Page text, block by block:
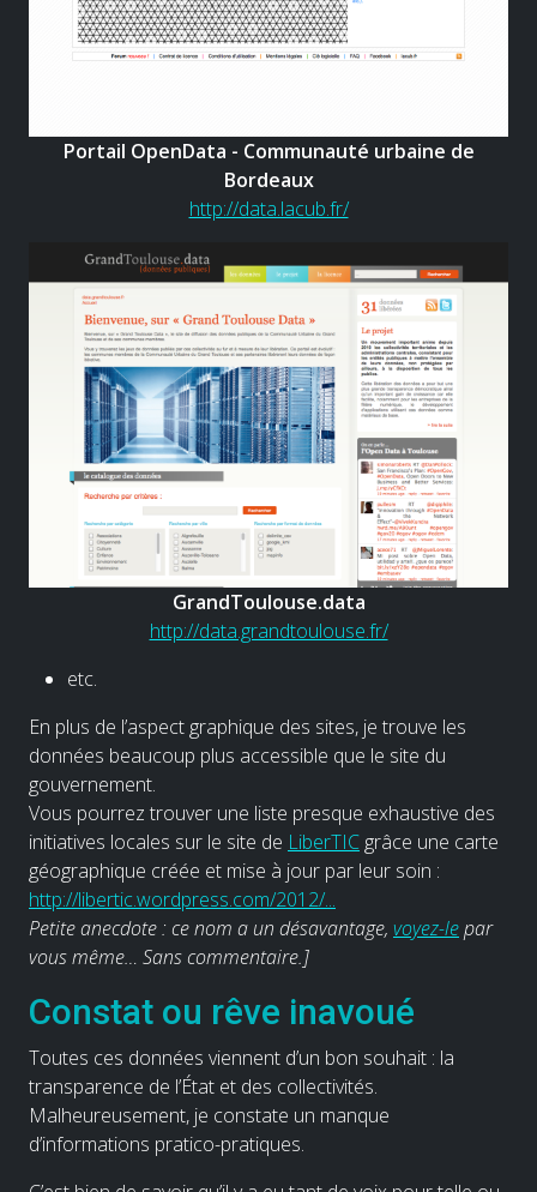
Portail OpenData - Communauté urbaine de
Bordeaux
http://data.lacub.fr/
GrandToulouse.data
http://data.grandtoulouse.fr/
etc.
En plus de l’aspect graphique des sites, je trouve les
données beaucoup plus accessible que le site du
gouvernement.
Vous pourrez trouver une liste presque exhaustive des
initiatives locales sur le site de LiberTIC grâce une carte
géographique créée et mise à jour par leur soin :
http://libertic.wordpress.com/2012/...
Petite anecdote : ce nom a un désavantage, voyez-lepar
vous même… Sans commentaire.]
Constat ou rêve inavoué
Toutes ces données viennent d’un bon souhait : la
transparence de l’État et des collectivités.
Malheureusement, je constate un manque
d’informations pratico-pratiques.